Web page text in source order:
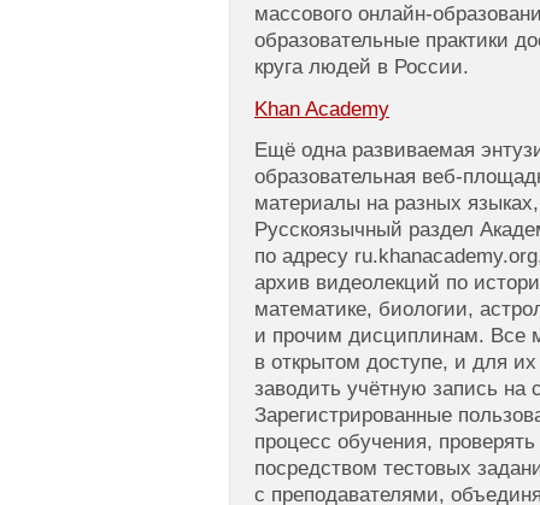
массового онлайн-
образовательные практики
круга людей в России.
Khan Academy
Ещё одна развиваемая
образовательная веб-
материалы на разных
Русскоязычный раздел
по адресу
архив видеолекций по
математике, биологии,
и прочим дисциплинам. Все
в открытом доступе, и для
заводить учётную запись на
Зарегистрированные
процесс обучения,
посредством тестовых
с преподавателями,